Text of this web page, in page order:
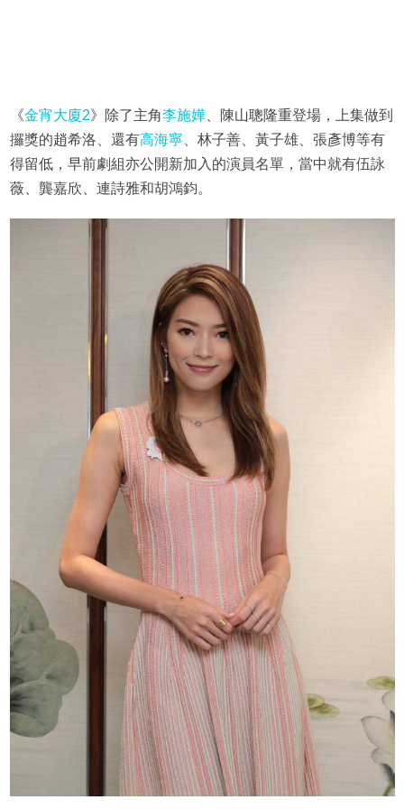
《金宵大廈2》除了主角李施嬅、陳山聰隆重登場，上集做到
攞獎的趙希洛、還有高海寧、林子善、黃子雄、張彥博等有
得留低，早前劇組亦公開新加入的演員名單，當中就有伍詠
薇、龔嘉欣、連詩雅和胡鴻鈞。